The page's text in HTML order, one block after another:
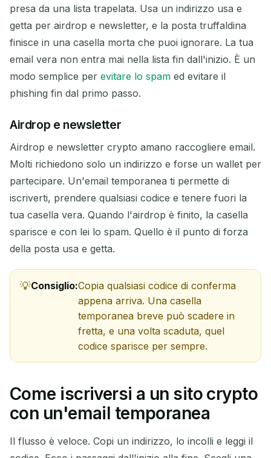
presa da una lista trapelata. Usa un indirizzo usa e
getta per airdrop e newsletter, e la posta truffaldina
finisce in una casella morta che puoi ignorare. La tua
email vera non entra mai nella lista fin dall'inizio. È un
modo semplice per evitare lo spam ed evitare il
phishing fin dal primo passo.
Airdrop e newsletter
Airdrop e newsletter crypto amano raccogliere email.
Molti richiedono solo un indirizzo e forse un wallet per
partecipare. Un'email temporanea ti permette di
iscriverti, prendere qualsiasi codice e tenere fuori la
tua casella vera. Quando l'airdrop è finito, la casella
sparisce e con lei lo spam. Quello è il punto di forza
della posta usa e getta.
Consiglio:Copia qualsiasi codice di conferma
appena arriva. Una casella
temporanea breve può scadere in
fretta, e una volta scaduta, quel
codice sparisce per sempre.
Come iscriversi a un sito crypto
con un'email temporanea
Il flusso è veloce. Copi un indirizzo, lo incolli e leggi il